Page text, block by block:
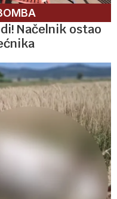
Načelnik ostao